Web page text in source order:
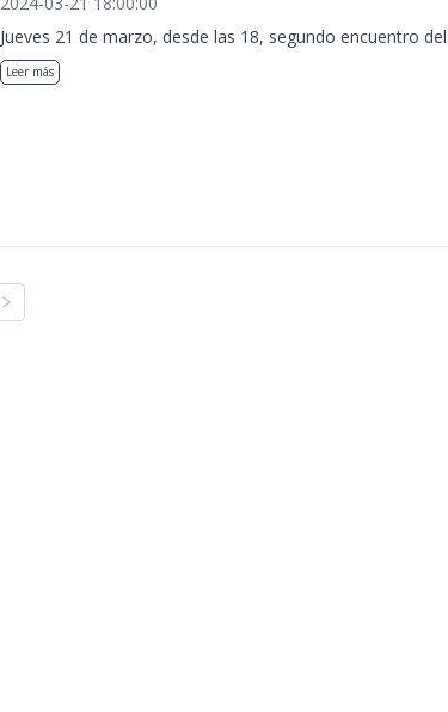
Jueves 21 de marzo, desde las 18, segundo encuentro
Leer más